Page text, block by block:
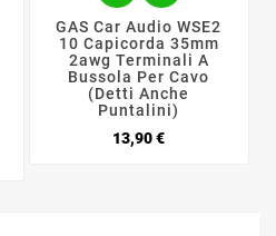
GAS Car Audio WSE2
10 Capicorda 35mm
2awg Terminali A
Bussola Per Cavo
(Detti Anche
Puntalini)
13,90 €Prezzo